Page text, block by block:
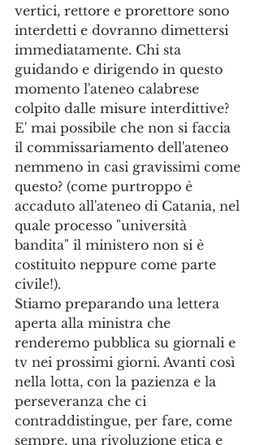
vertici, rettore e prorettore sono
interdetti e dovranno dimettersi
immediatamente. Chi sta
guidando e dirigendo in questo
momento l'ateneo calabrese
colpito dalle misure interdittive?
E' mai possibile che non si faccia
il commissariamento dell'ateneo
nemmeno in casi gravissimi come
questo? (come purtroppo è
accaduto all'ateneo di Catania, nel
quale processo "università
bandita" il ministero non si è
costituito neppure come parte
civile!).
Stiamo preparando una lettera
aperta alla ministra che
renderemo pubblica su giornali e
tv nei prossimi giorni. Avanti così
nella lotta, con la pazienza e la
perseveranza che ci
contraddistingue, per fare, come
sempre, una rivoluzione etica e